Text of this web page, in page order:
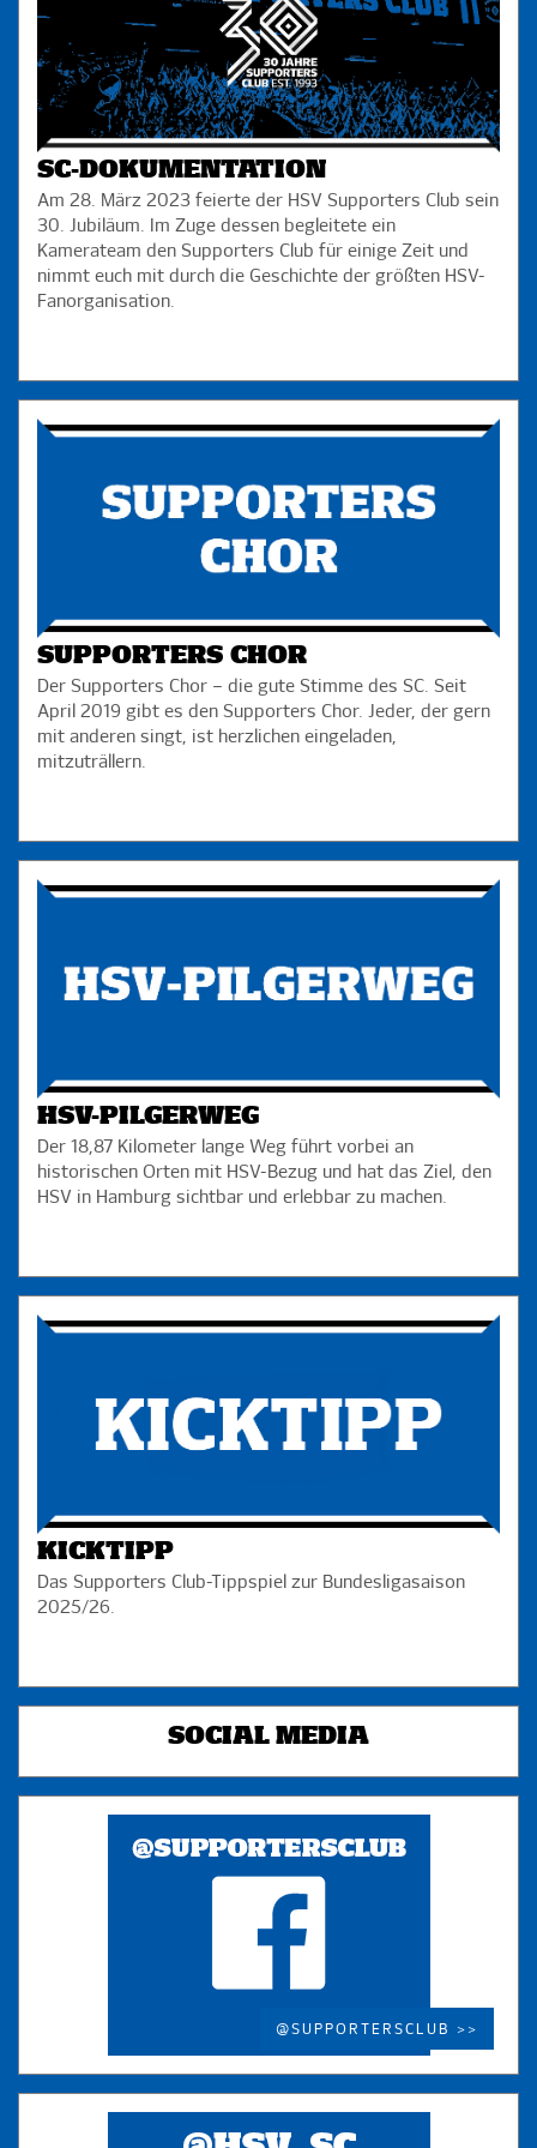
SC-DOKUMENTATION
Am 28. März 2023 feierte der HSV Supporters Club sein
30. Jubiläum. Im Zuge dessen begleitete ein
Kamerateam den Supporters Club für einige Zeit und
nimmt euch mit durch die Geschichte der größten HSV-
Fanorganisation.
SUPPORTERS CHOR
Der Supporters Chor – die gute Stimme des SC. Seit
April 2019 gibt es den Supporters Chor. Jeder, der gern
mit anderen singt, ist herzlichen eingeladen,
mitzuträllern.
HSV-PILGERWEG
Der 18,87 Kilometer lange Weg führt vorbei an
historischen Orten mit HSV-Bezug und hat das Ziel, den
HSV in Hamburg sichtbar und erlebbar zu machen.
KICKTIPP
Das Supporters Club-Tippspiel zur Bundesligasaison
2025/26.
SOCIAL MEDIA
@SUPPORTERSCLUB >>